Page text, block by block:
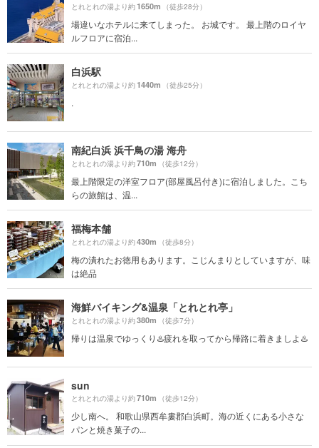
とれとれの湯より約1650m （徒歩28分）
場違いなホテルに来てしまった。 お城です。 最上階のロイヤ
ルフロアに宿泊...
白浜駅
とれとれの湯より約1440m （徒歩25分）
.
南紀白浜 浜千鳥の湯 海舟
とれとれの湯より約710m （徒歩12分）
最上階限定の洋室フロア(部屋風呂付き)に宿泊しました。こち
らの旅館は、温...
福梅本舗
とれとれの湯より約430m （徒歩8分）
梅の潰れたお徳用もあります。こじんまりとしていますが、味
は絶品
海鮮バイキング&温泉「とれとれ亭」
とれとれの湯より約380m （徒歩7分）
帰りは温泉でゆっくり♨️疲れを取ってから帰路に着きましよ♨️
sun
とれとれの湯より約710m （徒歩12分）
少し南へ。 和歌山県西牟婁郡白浜町。海の近くにある小さな
パンと焼き菓子の...